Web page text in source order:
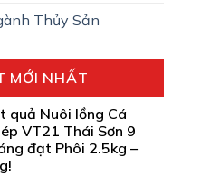
Thủy Sản
MỚI NHẤT
quả Nuôi lồng Cá
VT21 Thái Sơn 9
đạt Phôi 2.5kg –